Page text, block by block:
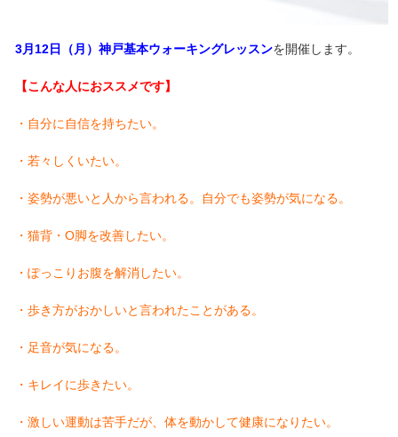
3月12日（月）神戸基本ウォーキングレッスンを開催します。
【こんな人におススメです】
・自分に自信を持ちたい。
・若々しくいたい。
・姿勢が悪いと人から言われる。自分でも姿勢が気になる。
・猫背・O脚を改善したい。
・ぽっこりお腹を解消したい。
・歩き方がおかしいと言われたことがある。
・足音が気になる。
・キレイに歩きたい。
・激しい運動は苦手だが、体を動かして健康になりたい。